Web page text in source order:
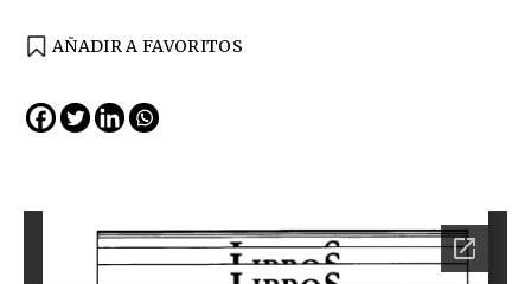
AÑADIR A FAVORITOS